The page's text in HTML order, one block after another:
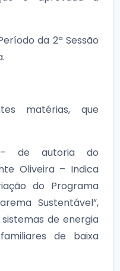
da 2ª Sessão
matérias, que
– de autoria do
Oliveira – Indica
do Programa
Sustentável”,
de energia
de baixa